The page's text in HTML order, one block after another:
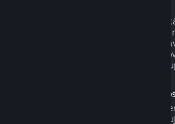
Na neaktivované dárky se vztahují
peněz (tedy 14 dnů od zakoupení a
produktu). Aktivovaných dárků se tato
žádost o vrácení peněz musí zadat
Prostředky použité k nákupu získá zpět
Odstoupení od smlouvy podle práva
Pokud se chcete dozvědět, jakým
smlouvy podle práva Evropské unie